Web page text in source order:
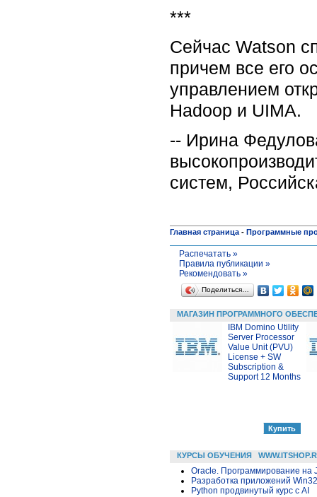
***
Сейчас Watson
причем все его
управлением
Hadoop и UIMA.
-- Ирина
систем,
Главная страница - Программные
Распечатать »
Правила публикации »
Рекомендовать »
Поделиться…
МАГАЗИН ПРОГРАММНОГО
IBM Domino Utility
Server Processor
Value Unit (PVU)
License + SW
Subscription &
Support 12 Months
КУРСЫ ОБУЧЕНИЯ
Oracle. Программирование на
Разработка приложений
Python продвинутый курс с AI